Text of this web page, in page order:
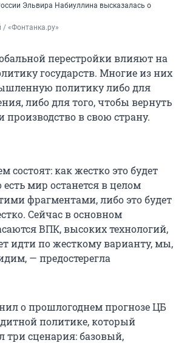
Эльвира Набиуллина высказалась о
«Фонтанка.ру»
перестройки влияют на
государств. Многие из них
политику либо для
либо для того, чтобы вернуть
в свою страну.
состоят: как жестко это будет
есть мир останется в целом
фрагментами, либо это будет
Сейчас в основном
ВПК, высоких технологий,
идти по жесткому варианту, мы,
— предостерегла
о прошлогоднем прогнозе ЦБ
политике, который
три сценария: базовый,